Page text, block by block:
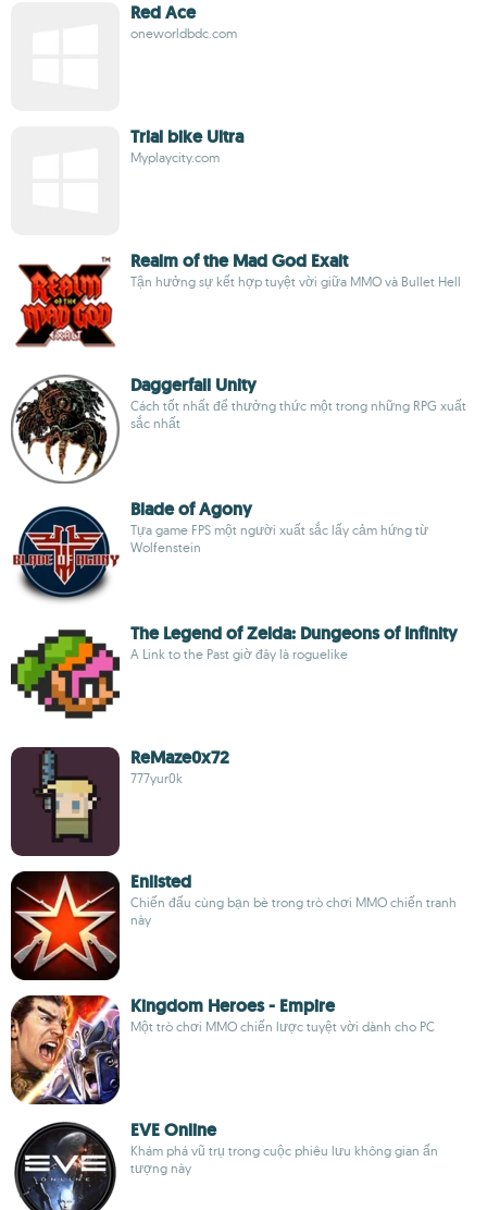
Red Ace
oneworldbdc.com
Trial bike Ultra
Myplaycity.com
Realm of the Mad God Exalt
Tận hưởng sự kết hợp tuyệt vời giữa MMO và Bullet Hell
Daggerfall Unity
Cách tốt nhất để thưởng thức một trong những RPG xuất
sắc nhất
Blade of Agony
Tựa game FPS một người xuất sắc lấy cảm hứng từ
Wolfenstein
The Legend of Zelda: Dungeons of Infinity
A Link to the Past giờ đây là roguelike
ReMaze0x72
777yur0k
Enlisted
Chiến đấu cùng bạn bè trong trò chơi MMO chiến tranh
này
Kingdom Heroes - Empire
Một trò chơi MMO chiến lược tuyệt vời dành cho PC
EVE Online
Khám phá vũ trụ trong cuộc phiêu lưu không gian ấn
tượng này